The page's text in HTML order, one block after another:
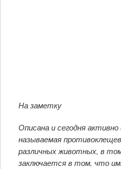
На заметку
Описана и сегодня
называемая
различных животных, в
заключается в том, что